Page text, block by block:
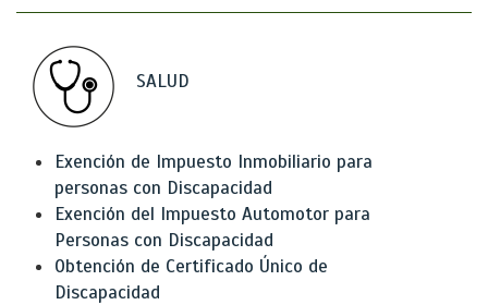
SALUD
Exención de Impuesto Inmobiliario para
personas con Discapacidad
Exención del Impuesto Automotor para
Personas con Discapacidad
Obtención de Certificado Único de
Discapacidad